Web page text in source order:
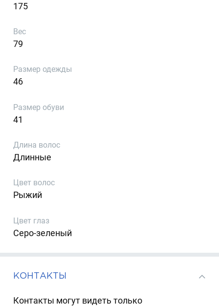
175
Вес
79
Размер одежды
46
Размер обуви
41
Длина волос
Длинные
Цвет волос
Рыжий
Цвет глаз
Серо-зеленый
КОНТАКТЫ
Контакты могут видеть только